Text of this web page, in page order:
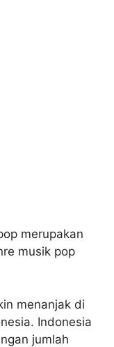
merupakan
musik pop
menanjak di
Indonesia
jumlah